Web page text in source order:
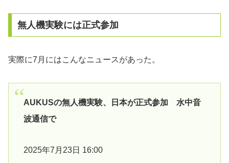
無人機実験には正式参加
実際に7月にはこんなニュースがあった。
AUKUSの無人機実験、日本が正式参加 水中音
波通信で
2025年7月23日 16:00